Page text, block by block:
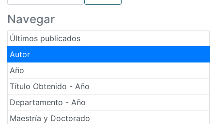
Navegar
Últimos publicados
Autor
Año
Título Obtenido - Año
Departamento - Año
Maestría y Doctorado